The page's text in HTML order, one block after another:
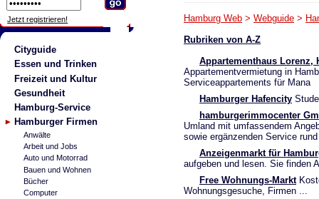
Jetzt registrieren!
Cityguide
Essen und Trinken
Freizeit und Kultur
Gesundheit
Hamburg-Service
Hamburger Firmen
Anwälte
Arbeit und Jobs
Auto und Motorrad
Bauen und Wohnen
Bücher
Computer
Hamburg Web > Webguide >
Rubriken von A-Z
Appartementhaus Lorenz,
Appartementvermietung in
Serviceappartements für Mana
Hamburger Hafencity
hamburgerimmocenter
Umland mit umfassendem
sowie ergänzenden Service
Anzeigenmarkt für
aufgeben und lesen. Sie finden
Free Wohnungs-Markt
Wohnungsgesuche, Firmen ...